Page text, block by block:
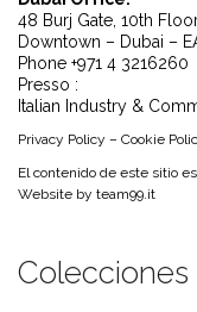
48 Burj Gate, 10th
Downtown – Dubai –
Phone +971 4 3216260
Presso :
Italian Industry &
Privacy Policy – Cookie
El contenido de este sitio
Website by team99.it
Colecciones